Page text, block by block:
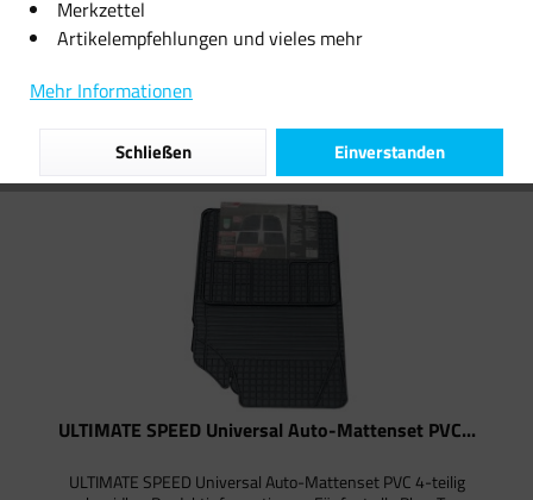
Filtern
ULTIMATE SPEED Universal Auto-Mattenset PVC...
ULTIMATE SPEED Universal Auto-Mattenset PVC 4-teilig
Merkzettel
Artikelempfehlungen und vieles mehr
Mehr Informationen
Einverstanden
Schließen